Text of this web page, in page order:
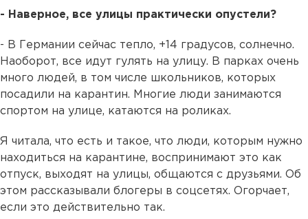
- Наверное, все улицы практически опустели?
- В Германии сейчас тепло, +14 градусов, солнечно.
Наоборот, все идут гулять на улицу. В парках очень
много людей, в том числе школьников, которых
посадили на карантин. Многие люди занимаются
спортом на улице, катаются на роликах.
Я читала, что есть и такое, что люди, которым нужно
находиться на карантине, воспринимают это как
отпуск, выходят на улицы, общаются с друзьями. Об
этом рассказывали блогеры в соцсетях. Огорчает,
если это действительно так.